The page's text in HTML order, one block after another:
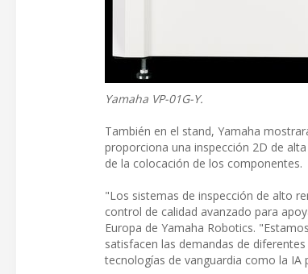
Yamaha VP-01G-Y.
También en el stand, Yamaha
proporciona una inspección 2D de
de la colocación de los componentes.
"Los sistemas de inspección de alto
control de calidad avanzado para
Europa de Yamaha Robotics.
satisfacen las demandas de
tecnologías de vanguardia como la IA